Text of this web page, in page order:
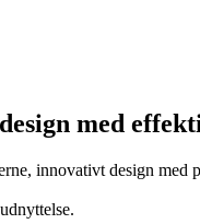
med
innovativt design med